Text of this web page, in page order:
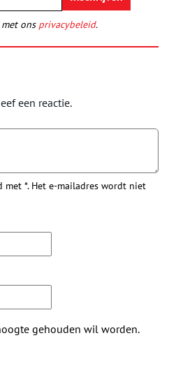
ons privacybeleid.
een reactie.
met *. Het e-mailadres wordt niet
gehouden wil worden.